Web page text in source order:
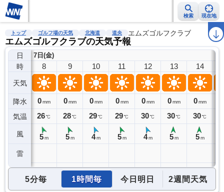
検索 現在地
雨雲レーダー 台風情報 地震情報 警報・注意報 2週間天気 ラ
トップ ゴルフ場の天気 北海道 道央 エムズゴルフクラブ
エムズゴルフクラブの天気予報
日
時
天気
降水
気温
風
雷
7日(金)
8
0 mm
26℃
5 m
9
0 mm
28℃
5 m
10
0 mm
29℃
4 m
11
0 mm
29℃
5 m
12
0 mm
30℃
4 m
13
0 mm
30℃
5 m
14
0 mm
30℃
5 m
5分毎 1時間毎 今日明日 2週間天気